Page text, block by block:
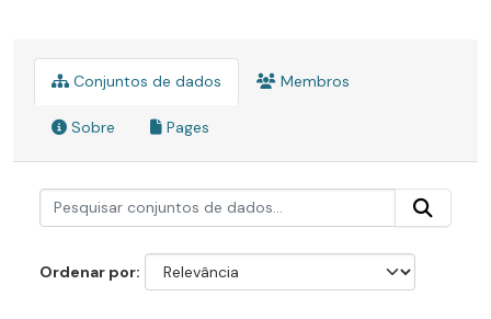
Conjuntos de dados Membros
Sobre Pages
Ordenar por